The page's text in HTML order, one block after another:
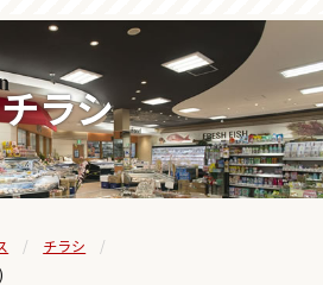
チラシ
チラシ